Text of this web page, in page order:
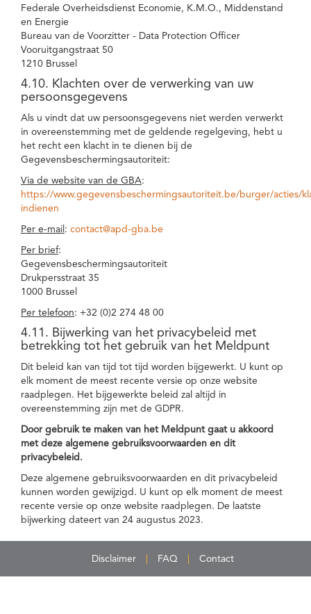
Federale Overheidsdienst Economie, K.M.O., Middenstand
en Energie
Bureau van de Voorzitter - Data Protection Officer
Vooruitgangstraat 50
1210 Brussel
4.10. Klachten over de verwerking van uw
persoonsgegevens
Als u vindt dat uw persoonsgegevens niet werden verwerkt
in overeenstemming met de geldende regelgeving, hebt u
het recht een klacht in te dienen bij de
Gegevensbeschermingsautoriteit:
Via de website van de GBA:
https://www.gegevensbeschermingsautoriteit.be/burger/acties/
indienen
Per e-mail : contact@apd-gba.be
Per brief:
Gegevensbeschermingsautoriteit
Drukpersstraat 35
1000 Brussel
Per telefoon: +32 (0)2 274 48 00
4.11. Bijwerking van het privacybeleid met
betrekking tot het gebruik van het Meldpunt
Dit beleid kan van tijd tot tijd worden bijgewerkt. U kunt op
elk moment de meest recente versie op onze website
raadplegen. Het bijgewerkte beleid zal altijd in
overeenstemming zijn met de GDPR.
Door gebruik te maken van het Meldpunt gaat u akkoord
met deze algemene gebruiksvoorwaarden en dit
privacybeleid.
Deze algemene gebruiksvoorwaarden en dit privacybeleid
kunnen worden gewijzigd. U kunt op elk moment de meest
recente versie op onze website raadplegen. De laatste
bijwerking dateert van 24 augustus 2023.
Disclaimer FAQ Contact